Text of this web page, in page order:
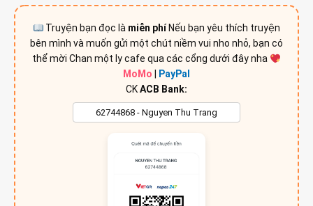
Truyện bạn đọc là miễn phíNếu bạn yêu thích truyện
bên mình và muốn gửi một chút niềm vui nho nhỏ, bạn có
thể mời Chan một ly cafe qua các cổng dưới đây nha
MoMo
PayPal
CKACB Bank: